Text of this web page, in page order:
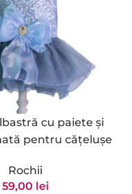
cu paiete și
pentru cățelușe
Rochii
59,00 lei